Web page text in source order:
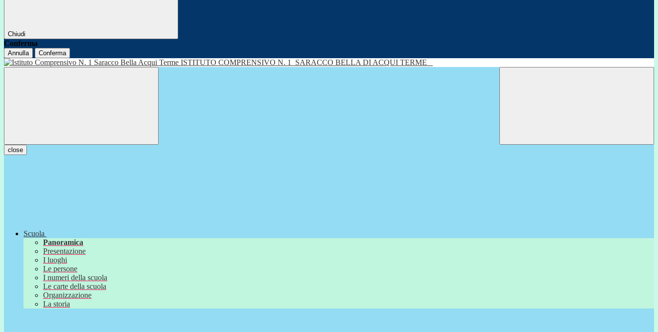
Chiudi
Conferma
Annulla Conferma
ISTITUTO COMPRENSIVO N. 1 SARACCO BELLA DI ACQUI TERME
close
Scuola
Panoramica
Presentazione
I luoghi
Le persone
I numeri della scuola
Le carte della scuola
Organizzazione
La storia